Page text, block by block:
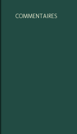
COMMENTAIRES